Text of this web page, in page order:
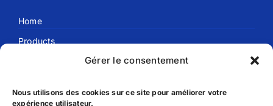
Gérer le consentement
Nous utilisons des cookies sur ce site pour améliorer votre
expérience utilisateur.
Home
Products